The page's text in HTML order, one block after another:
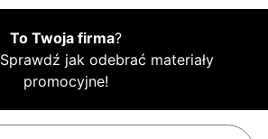
To Twoja firma?
Sprawdź jak odebrać materiały
promocyjne!